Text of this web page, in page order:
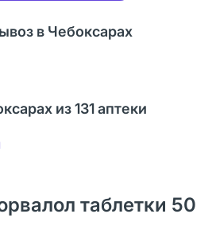
в Чебоксарах
из 131 аптеки
таблетки 50